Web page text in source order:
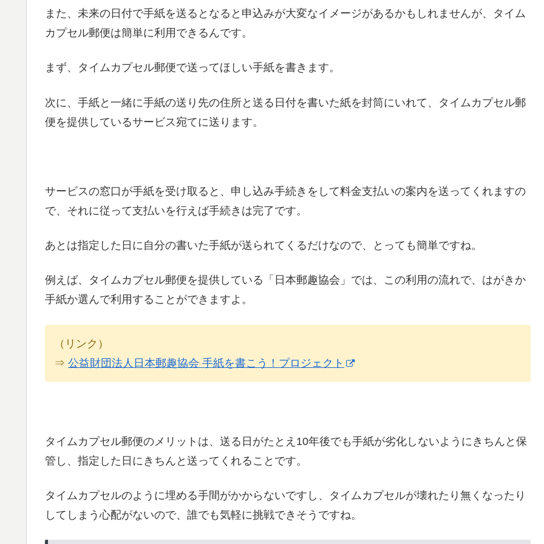
また、未来の日付で手紙を送るとなると申込みが大変なイメージがあるかもしれませんが、タイム
カプセル郵便は簡単に利用できるんです。
まず、タイムカプセル郵便で送ってほしい手紙を書きます。
次に、手紙と一緒に手紙の送り先の住所と送る日付を書いた紙を封筒にいれて、タイムカプセル郵
便を提供しているサービス宛てに送ります。
サービスの窓口が手紙を受け取ると、申し込み手続きをして料金支払いの案内を送ってくれますの
で、それに従って支払いを行えば手続きは完了です。
あとは指定した日に自分の書いた手紙が送られてくるだけなので、とっても簡単ですね。
例えば、タイムカプセル郵便を提供している「日本郵趣協会」では、この利用の流れで、はがきか
手紙か選んで利用することができますよ。
（リンク）
⇒ 公益財団法人日本郵趣協会 手紙を書こう！プロジェクト
タイムカプセル郵便のメリットは、送る日がたとえ10年後でも手紙が劣化しないようにきちんと保
管し、指定した日にきちんと送ってくれることです。
タイムカプセルのように埋める手間がかからないですし、タイムカプセルが壊れたり無くなったり
してしまう心配がないので、誰でも気軽に挑戦できそうですね。